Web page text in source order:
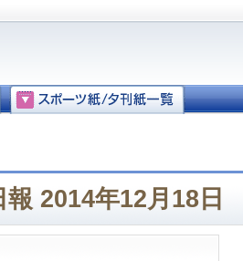
報 2014年12月18日